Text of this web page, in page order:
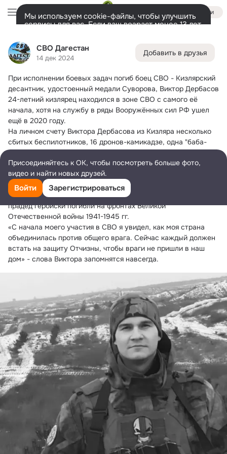
СВО Дагестан
14 дек 2024
Добавить в друзья
При исполнении боевых задач погиб боец СВО - Кизлярский
десантник, удостоенный медали Суворова, Виктор Дербасов
24-летний кизлярец находился в зоне СВО с самого её
начала, хотя на службу в ряды Вооружённых сил РФ ушел
ещё в 2020 году.
На личном счету Виктора Дербасова из Кизляра несколько
сбитых беспилотников, 16 дронов-камикадзе, одна "баба-
яга".
30 июля 2024 г. приказом Президента РФ В.Путина
Кизлярский десантник удостоен медали Суворова за
отличное выполнение боевых задач.
Для него защита Родины — были не просто слова, ведь дед и
прадед геройски погибли на фронтах Великой
Отечественной войны 1941-1945 гг.
«С начала моего участия в СВО я увидел, как моя страна
объединилась против общего врага. Сейчас каждый должен
встать на защиту Отчизны, чтобы враги не пришли в наш
дом» - слова Виктора запомнятся навсегда.
Войти
Мы используем cookie-файлы, чтобы улучшить
сервисы для вас. Если ваш возраст менее 13 лет,
представитель.
Разрешить все
Лента Друзья 5.9K Заметки 1.7K Ещё
Дополнительная
колонка
Все С друзьями Игры и приложения
Присоединяйтесь к ОК, чтобы посмотреть больше фото,
видео и найти новых друзей.
Войти Зарегистрироваться